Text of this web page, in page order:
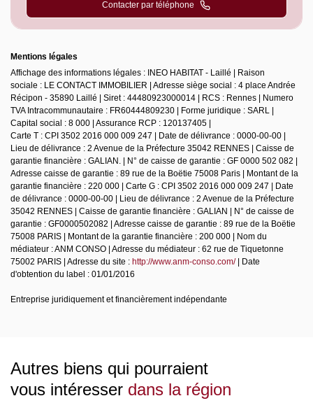
Contacter par téléphone
Mentions légales
Affichage des informations légales : INEO HABITAT - Laillé | Raison
sociale : LE CONTACT IMMOBILIER | Adresse siège social : 4 place Andrée
Récipon - 35890 Laillé | Siret : 44480923000014 | RCS : Rennes | Numero
TVA Intracommunautaire : FR60444809230 | Forme juridique : SARL |
Capital social : 8 000 | Assurance RCP : 120137405 |
Carte T : CPI 3502 2016 000 009 247 | Date de délivrance : 0000-00-00 |
Lieu de délivrance : 2 Avenue de la Préfecture 35042 RENNES | Caisse de
garantie financière : GALIAN. | N° de caisse de garantie : GF 0000 502 082 |
Adresse caisse de garantie : 89 rue de la Boëtie 75008 Paris | Montant de la
garantie financière : 220 000 | Carte G : CPI 3502 2016 000 009 247 | Date
de délivrance : 0000-00-00 | Lieu de délivrance : 2 Avenue de la Préfecture
35042 RENNES | Caisse de garantie financière : GALIAN | N° de caisse de
garantie : GF0000502082 | Adresse caisse de garantie : 89 rue de la Boëtie
75008 PARIS | Montant de la garantie financière : 200 000 | Nom du
médiateur : ANM CONSO | Adresse du médiateur : 62 rue de Tiquetonne
75002 PARIS | Adresse du site : http://www.anm-conso.com/| Date
d'obtention du label : 01/01/2016
Entreprise juridiquement et financièrement indépendante
Autres biens qui pourraient
vous intéresser dans la région